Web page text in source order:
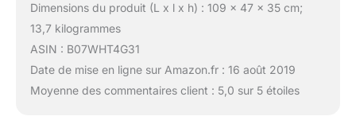
Dimensions du produit (L x l x h) : 109 x 47 x 35 cm;
13,7 kilogrammes
ASIN : B07WHT4G31
Date de mise en ligne sur Amazon.fr : 16 août 2019
Moyenne des commentaires client : 5,0 sur 5 étoiles